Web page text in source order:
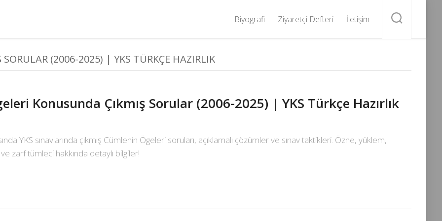
Biyografi Ziyaretçi Defteri İletişim
(2006-2025) | YKS TÜRKÇE HAZIRLIK
Konusunda Çıkmış Sorular (2006-2025) | YKS Türkçe Hazırlık
YKS sınavlarında çıkmış Cümlenin Ögeleri soruları, açıklamalı çözümler ve sınav taktikleri. Özne, yüklem,
zarf tümleci hakkında detaylı bilgiler!